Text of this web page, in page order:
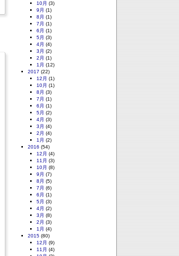
10月 (3)
9月 (1)
8月 (1)
7月 (1)
6月 (1)
5月 (3)
4月 (4)
3月 (2)
2月 (1)
1月 (12)
2017 (22)
12月 (1)
10月 (1)
8月 (3)
7月 (1)
6月 (1)
5月 (2)
4月 (3)
3月 (4)
2月 (4)
1月 (2)
2016 (54)
12月 (4)
11月 (3)
10月 (8)
9月 (7)
8月 (5)
7月 (6)
6月 (1)
5月 (3)
4月 (2)
3月 (8)
2月 (3)
1月 (4)
2015 (80)
12月 (9)
11月 (4)